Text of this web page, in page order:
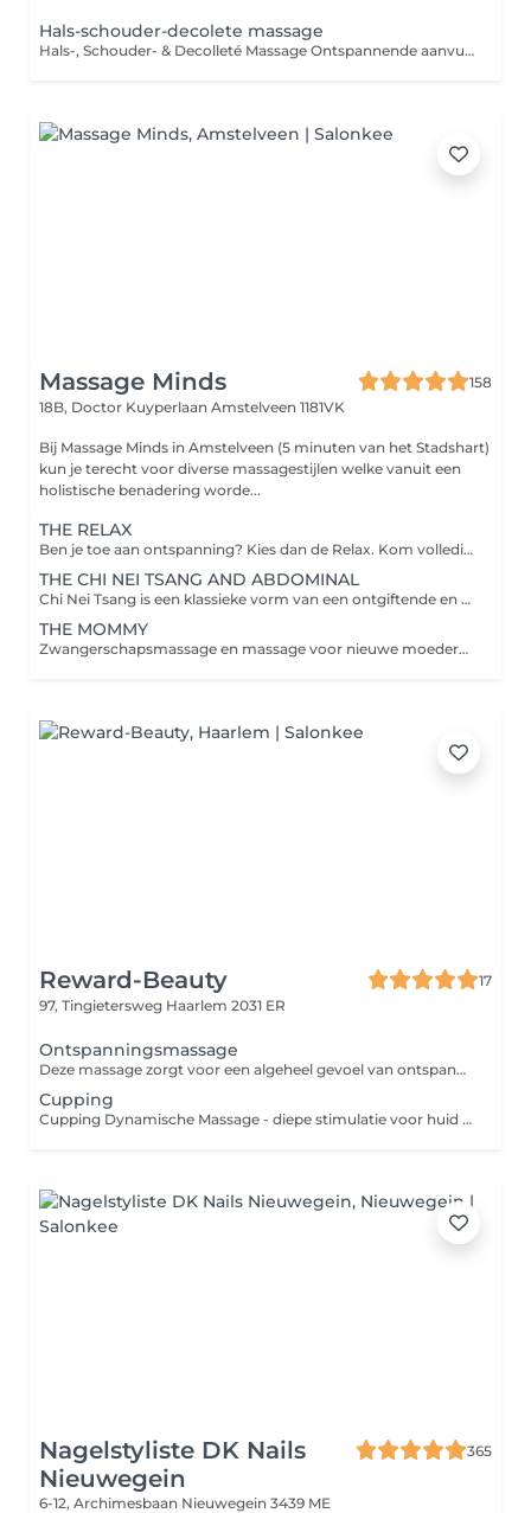
Hals-schouder-decolete massage
Hals-, Schouder- & Decolleté Massage Ontspannende aanvulling op je gezichtsbehandeling Een gezichtsbehandeling wordt nóg completer met een weldadige massage van de hals, schouders en het decolleté. Deze extra massage helpt spierspanning los te laten, stimuleert de doorbloeding en draagt bij aan een diepe ontspanning terwijl de huid op deze gebieden tegelijk wordt verzorgd en verstevigd. Perfect voor wie even wil ontsnappen aan stress, spanning in nek en schouders ervaart of gewoon net dat beetje extra luxe wil tijdens een behandeling. Wat zijn de voordelen? Verlicht spierspanning en stress in nek en schouders Stimuleert lymfedrainage en bloedcirculatie Verstevigt en verzorgt de huid van hals en decolleté Verhoogt het ontspannend effect van je gezichtsbehandeling Duur: ± 30 minuten (als extra bij te boeken) Resultaat: Een ontspannen lichaam, een frisse uitstraling en een extra verzorgde huid Tip: Deze massage is ideaal bij spanningshoofdpijn, stijve schouders of een vermoeide uitstraling.
Massage Minds
158
18B, Doctor Kuyperlaan Amstelveen 1181VK
Bij Massage Minds in Amstelveen (5 minuten van het Stadshart)
kun je terecht voor diverse massagestijlen welke vanuit een
holistische benadering worde...
THE RELAX
Ben je toe aan ontspanning? Kies dan de Relax. Kom volledig tot rust, laat spanningen los en ervaar nieuwe energie. De ultieme ontspanningsmassage op maat gemaakt naar uw wensen. In deze massage is de aandacht erop gericht om enerzijds via zachte aanraking het lichaam te laten ontspannen en anderzijds wat steviger te werken op stress punten in het lichaam zodat deze oplossen en de energie weer vrij kan stromen. Het lichaam is de weg weg van het denken. Daarom moeten we ons weer lekker voelen in dat lichaam zodat we daar graag verblijven. Ook gebruiken enkele therapeuten Reiki. Onze massages worden altijd gegeven vanuit een holistisch oogpunt.
THE CHI NEI TSANG AND ABDOMINAL
Chi Nei Tsang is een klassieke vorm van een ontgiftende en energie stimulerende buikmassage. De techniek combineert Chinese en Thaise massage- en meditatietechnieken, waardoor het absoluut anders is dan alle andere helende behandelingen. Chi, de levenskracht-energie, beweegt door de interne kanalen; het zenuwstelsel, de bloedvaten en de lymfeklieren van het lichaam. Deze systemen kruisen elkaar en concentreren zich in het buikgebied waar het enterisch zenuwstelsel zich bevind. Dit enterisch zenuwstelsel kan deze systemen beïnvloeden. Zorgen en spanningen van de dag, de maand of het jaar concentreren zich in het buikgebied en kunnen daar vast komen te zitten. Deze verstoringen kunnen fysieke knopen van de zenuwen, bloedvaten en lymfeklieren veroorzaken. Het resultaat is de geleidelijke obstructie van de energiecirculatie. Dit kan leiden tot een aantal ziekten waaronder, maar niet beperkt tot, maagpijn, constipatie, een opgeblazen gevoel, slapeloosheid, slechte huidkwaliteit en een onvermogen om gewicht te verliezen.
THE MOMMY
Zwangerschapsmassage en massage voor nieuwe moeders. Studies wijzen uit dat massage therapie die tijdens de zwangerschap wordt uitgevoerd, de angst kan verminderen, symptomen van depressie kan verminderen, spier en gewrichtspijn kan verlichten en de uitkomsten van de bevalling en de gezondheidszorg van de pasgeboren baby kan verbeteren. Het doel van de massage is om de spierspanning te ontspannen en te verbeteren lymfatische en bloedcirculatie lichte druk uitgeoefend op de spiergroepen van het lichaam. De massage is aanbevolen tijdens de zwangerschap omdat het veel voorkomende ongemakken oplost in hormoonhuishouding. Na de bevalling heeft de moeder een flinke prestatie geleverd en kan de massage ondersteuning bieden in het herstel maar ook kan het helpen bij de borstvoeding.
Reward-Beauty
17
97, Tingietersweg Haarlem 2031 ER
Ontspanningsmassage
Deze massage zorgt voor een algeheel gevoel van ontspanning. Terwijl je spieren relaxen ebt stress weg zodat lichaam en geest weer in balans komen.
Cupping
Cupping Dynamische Massage - diepe stimulatie voor huid en lichaam Cupping massage is een krachtige behandelmethode waarbij speciale cups op de huid worden geplaatst om een vacuüm te creëren. Hierdoor wordt de doorbloeding gestimuleerd, afvalstoffen sneller afgevoerd en het bindweefsel intensief geactiveerd. De behandeling werkt diep op het lichaam en kan helpen bij spierspanning, vastzittend bindweefsel en vochtophoping. Tegelijk stimuleert cupping de natuurlijke processen van het lichaam, waardoor de huid er gladder, steviger en gezonder uit kan zien. Bij Reward-Beauty gebruiken we cupping vaak als onderdeel van body treatments om het lichaam te ondersteunen bij herstel, ontspanning en huidverbetering. Voordelen van cupping massage Helpt afvalstoffen sneller afvoeren, Detox Vermindert spierspanning en vastzittend bindweefse Stimuleert bloedcirculatie en lymfedrainagel Ondersteunt bij vochtophoping en daardoor secundair cellulitis Geeft een ontspannen en lichter gevoel in het lichaam Voor wie niet geschikt Cupping massage wordt niet aangeraden bij: zwangerschap gebruik van bloedverdunners spataderen of kwetsbare bloedvaten in het behandelgebied huidinfecties, open wondjes of actieve ontstekingen ernstige huidgevoeligheid of blauwe plekken die snel ontstaan Twijfel je of de behandeling geschikt is voor jou? Dan kijken we bij Reward-Beauty altijd samen naar wat veilig en verantwoord is voor jouw lichaam. Reward yourself.
Nagelstyliste DK Nails
Nieuwegein
365
6-12, Archimesbaan Nieuwegein 3439 ME